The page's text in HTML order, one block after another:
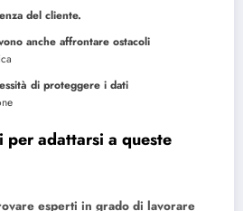
del cliente.
anche affrontare ostacoli
di proteggere i dati
per adattarsi a queste
esperti in grado di lavorare